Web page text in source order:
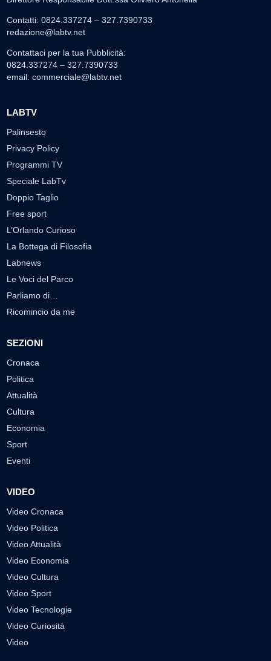
Contatti: 0824.337274 – 327.7390733
redazione@labtv.net
Contattaci per la tua Pubblicità:
0824.337274 – 327.7390733
email: commerciale@labtv.net
LABTV
Palinsesto
Privacy Policy
Programmi TV
Speciale LabTv
Doppio Taglio
Free sport
L’Orlando Curioso
La Bottega di Filosofia
Labnews
Le Voci del Parco
Parliamo di…
Ricomincio da me
SEZIONI
Cronaca
Politica
Attualità
Cultura
Economia
Sport
Eventi
VIDEO
Video Cronaca
Video Politica
Video Attualità
Video Economia
Video Cultura
Video Sport
Video Tecnologie
Video Curiosità
Video